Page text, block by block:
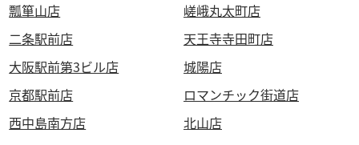
瓢箪山店
嵯峨丸太町店
二条駅前店
天王寺寺田町店
大阪駅前第3ビル店
城陽店
京都駅前店
ロマンチック街道店
西中島南方店
北山店